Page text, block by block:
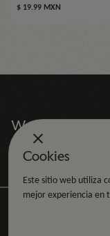
Cookies
Este sitio web utiliza
mejor experiencia en
Precio
$ 19.99 MXN
Women don’t